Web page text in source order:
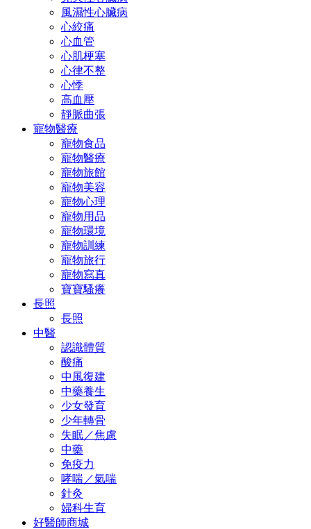
風濕性心臟病
心絞痛
心血管
心肌梗塞
心律不整
心悸
高血壓
靜脈曲張
寵物醫療
寵物食品
寵物醫療
寵物旅館
寵物美容
寵物心理
寵物用品
寵物環境
寵物訓練
寵物旅行
寵物寫真
寶寶騷癢
長照
長照
中醫
認識體質
酸痛
中風復建
中藥養生
少女發育
少年轉骨
失眠／焦慮
中藥
免疫力
哮喘／氣喘
針灸
婦科生育
好醫師商城